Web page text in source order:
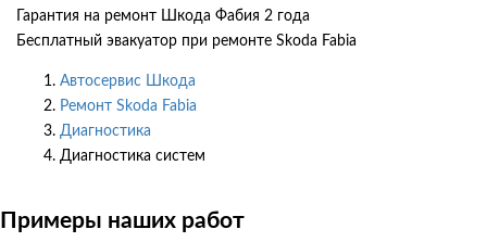
Гарантия на ремонт Шкода Фабия 2 года
Бесплатный эвакуатор при ремонте Skoda Fabia
Автосервис Шкода
Ремонт Skoda Fabia
Диагностика
Диагностика систем
Примеры наших работ